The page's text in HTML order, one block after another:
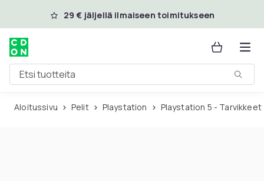
Ohita ja siirry pääsisältöön
29 € jäljellä ilmaiseen toimitukseen
Etsi tuotteita
Aloitussivu Pelit Playstation Playstation 5 - Tarvikkeet